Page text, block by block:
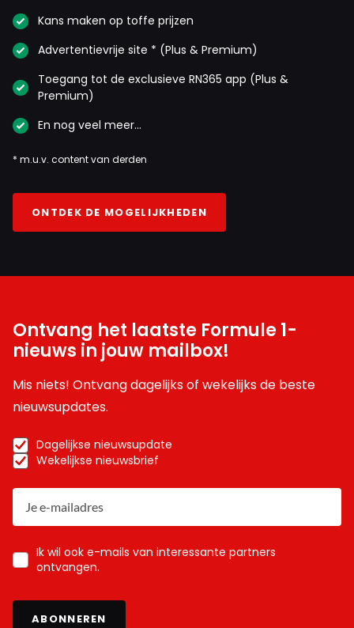
Kans maken op toffe prijzen
Advertentievrije site * (Plus & Premium)
Toegang tot de exclusieve RN365 app (Plus &
Premium)
En nog veel meer…
* m.u.v. content van derden
ONTDEK DE MOGELIJKHEDEN
Ontvang het laatste Formule 1-
nieuws in jouw mailbox!
Mis niets! Ontvang dagelijks of wekelijks de beste
nieuwsupdates.
Dagelijkse nieuwsupdate
Wekelijkse nieuwsbrief
Ik wil ook e-mails van interessante partners
ontvangen.
ABONNEREN